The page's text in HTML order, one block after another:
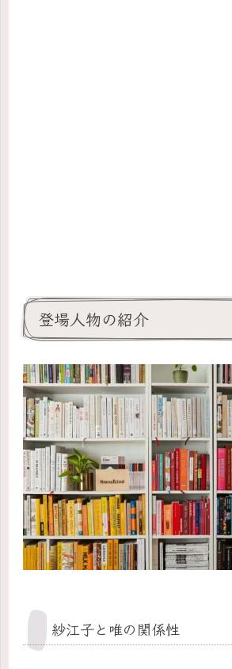
登場人物の紹介
紗江子と唯の関係性